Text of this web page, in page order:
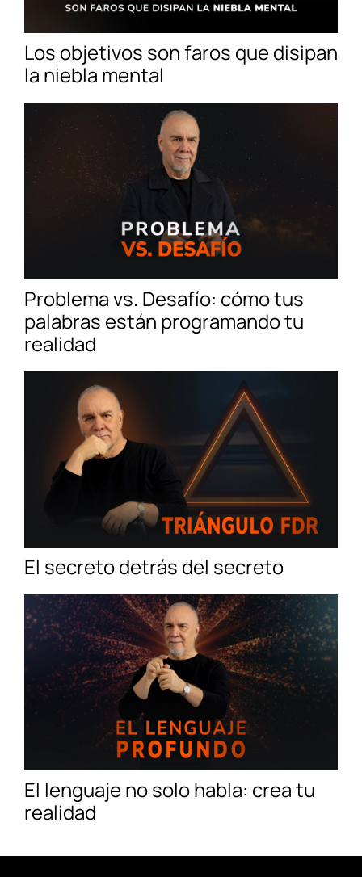
Los objetivos son faros que disipan
la niebla mental
Problema vs. Desafío: cómo tus
palabras están programando tu
realidad
El secreto detrás del secreto
El lenguaje no solo habla: crea tu
realidad